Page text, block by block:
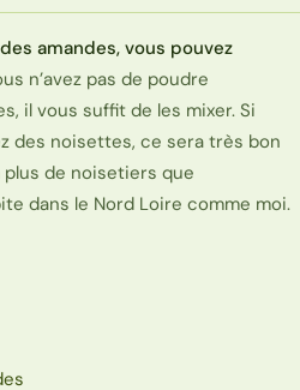
amandes, vous pouvez
n’avez pas de poudre
il vous suffit de les mixer. Si
des noisettes, ce sera très bon
plus de noisetiers que
dans le Nord Loire comme moi.